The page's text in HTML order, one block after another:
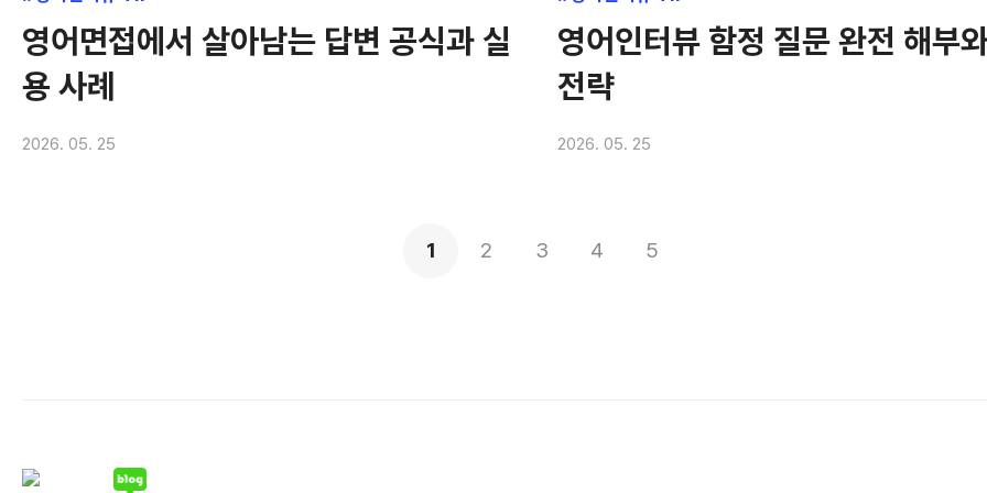
영어면접에서 살아남는 답변 공식과 실
용 사례
2026. 05. 25
영어인터뷰 함정 질문 완전 해부
전략
2026. 05. 25
1 2 3 4 5